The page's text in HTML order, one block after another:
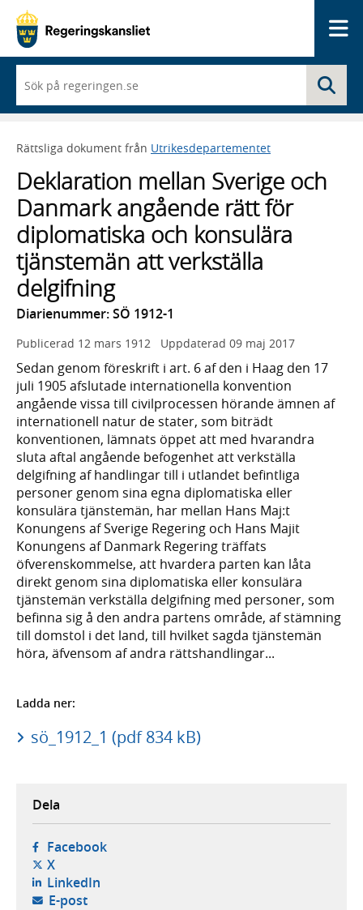
du
börjar
skriva
framträder
lista
med
sökförslag
Rättsliga dokument från Utrikesdepartementet
Deklaration mellan Sverige och
Danmark angående rätt för
diplomatiska och konsulära
tjänstemän att verkställa
delgifning
Diarienummer: SÖ 1912-1
Publicerad 12 mars 1912 Uppdaterad 09 maj 2017
Sedan genom föreskrift i art. 6 af den i Haag den 17
juli 1905 afslutade internationella konvention
angående vissa till civilprocessen hörande ämnen af
internationell natur de stater, som biträdt
konventionen, lämnats öppet att med hvarandra
sluta aftal angående befogenhet att verkställa
delgifning af handlingar till i utlandet befintliga
personer genom sina egna diplomatiska eller
konsulära tjänstemän, har mellan Hans Maj:t
Konungens af Sverige Regering och Hans Majit
Konungens af Danmark Regering träffats
öfverenskommelse, att hvardera parten kan låta
direkt genom sina diplomatiska eller konsulära
tjänstemän verkställa delgifning med personer, som
befinna sig å den andra partens område, af stämning
till domstol i det land, till hvilket sagda tjänstemän
höra, äfvensom af andra rättshandlingar...
Ladda ner:
sö_1912_1 (pdf 834 kB)
Dela
Facebook- öppnas i ny flik, extern webbplats,
X- öppnas i ny flik, extern webbplats,
LinkedIn- öppnas i ny flik, extern webbplats,
E-post- öppnar din e-postklient,